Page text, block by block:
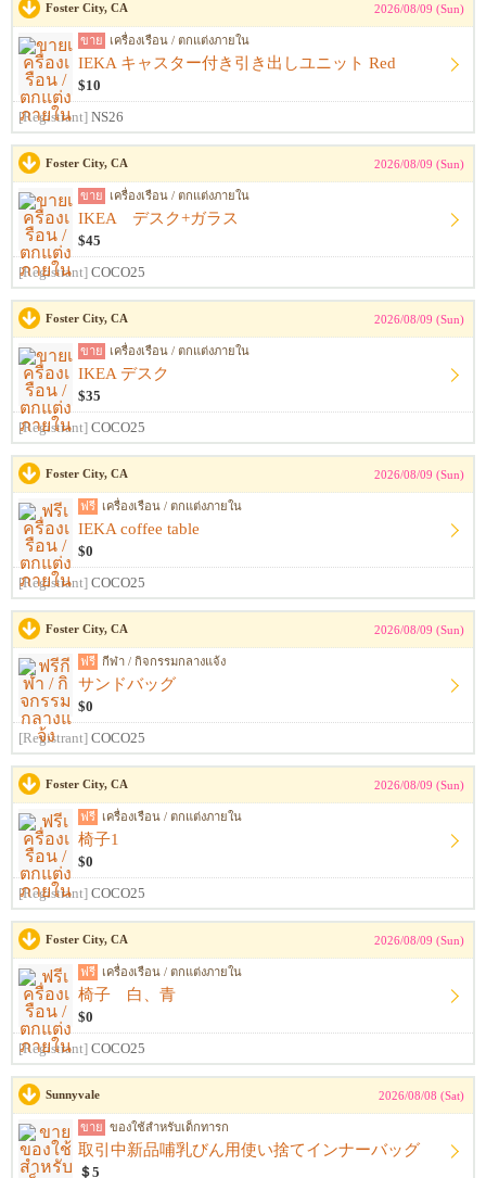
Foster City, CA 2026/08/09 (Sun)
ขาย เครื่องเรือน / ตกแต่งภายใน
IEKA キャスター付き引き出しユニット Red
$10
[Registrant] NS26
Foster City, CA 2026/08/09 (Sun)
ขาย เครื่องเรือน / ตกแต่งภายใน
IKEA デスク+ガラス
$45
[Registrant] COCO25
Foster City, CA 2026/08/09 (Sun)
ขาย เครื่องเรือน / ตกแต่งภายใน
IKEA デスク
$35
[Registrant] COCO25
Foster City, CA 2026/08/09 (Sun)
ฟรี เครื่องเรือน / ตกแต่งภายใน
IEKA coffee table
$0
[Registrant] COCO25
Foster City, CA 2026/08/09 (Sun)
ฟรี กีฬา / กิจกรรมกลางแจ้ง
サンドバッグ
$0
[Registrant] COCO25
Foster City, CA 2026/08/09 (Sun)
ฟรี เครื่องเรือน / ตกแต่งภายใน
椅子1
$0
[Registrant] COCO25
Foster City, CA 2026/08/09 (Sun)
ฟรี เครื่องเรือน / ตกแต่งภายใน
椅子 白、青
$0
[Registrant] COCO25
Sunnyvale 2026/08/08 (Sat)
ขาย ของใช้สำหรับเด็กทารก
取引中新品哺乳びん用使い捨てインナーバッグ
＄5